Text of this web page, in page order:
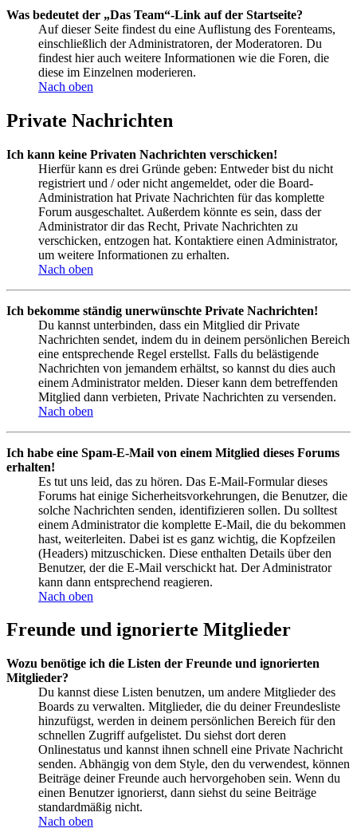
Was bedeutet der „Das Team“-Link auf der Startseite?
Auf dieser Seite findest du eine Auflistung des Forenteams,
einschließlich der Administratoren, der Moderatoren. Du
findest hier auch weitere Informationen wie die Foren, die
diese im Einzelnen moderieren.
Nach oben
Private Nachrichten
Ich kann keine Privaten Nachrichten verschicken!
Hierfür kann es drei Gründe geben: Entweder bist du nicht
registriert und / oder nicht angemeldet, oder die Board-
Administration hat Private Nachrichten für das komplette
Forum ausgeschaltet. Außerdem könnte es sein, dass der
Administrator dir das Recht, Private Nachrichten zu
verschicken, entzogen hat. Kontaktiere einen Administrator,
um weitere Informationen zu erhalten.
Nach oben
Ich bekomme ständig unerwünschte Private Nachrichten!
Du kannst unterbinden, dass ein Mitglied dir Private
Nachrichten sendet, indem du in deinem persönlichen Bereich
eine entsprechende Regel erstellst. Falls du belästigende
Nachrichten von jemandem erhältst, so kannst du dies auch
einem Administrator melden. Dieser kann dem betreffenden
Mitglied dann verbieten, Private Nachrichten zu versenden.
Nach oben
Ich habe eine Spam-E-Mail von einem Mitglied dieses Forums
erhalten!
Es tut uns leid, das zu hören. Das E-Mail-Formular dieses
Forums hat einige Sicherheitsvorkehrungen, die Benutzer, die
solche Nachrichten senden, identifizieren sollen. Du solltest
einem Administrator die komplette E-Mail, die du bekommen
hast, weiterleiten. Dabei ist es ganz wichtig, die Kopfzeilen
(Headers) mitzuschicken. Diese enthalten Details über den
Benutzer, der die E-Mail verschickt hat. Der Administrator
kann dann entsprechend reagieren.
Nach oben
Freunde und ignorierte Mitglieder
Wozu benötige ich die Listen der Freunde und ignorierten
Mitglieder?
Du kannst diese Listen benutzen, um andere Mitglieder des
Boards zu verwalten. Mitglieder, die du deiner Freundesliste
hinzufügst, werden in deinem persönlichen Bereich für den
schnellen Zugriff aufgelistet. Du siehst dort deren
Onlinestatus und kannst ihnen schnell eine Private Nachricht
senden. Abhängig von dem Style, den du verwendest, können
Beiträge deiner Freunde auch hervorgehoben sein. Wenn du
einen Benutzer ignorierst, dann siehst du seine Beiträge
standardmäßig nicht.
Nach oben